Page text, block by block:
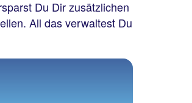
Du Dir zusätzlichen
All das verwaltest Du